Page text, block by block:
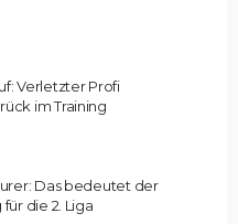
Verletzter Profi
im Training
Das bedeutet der
die 2. Liga